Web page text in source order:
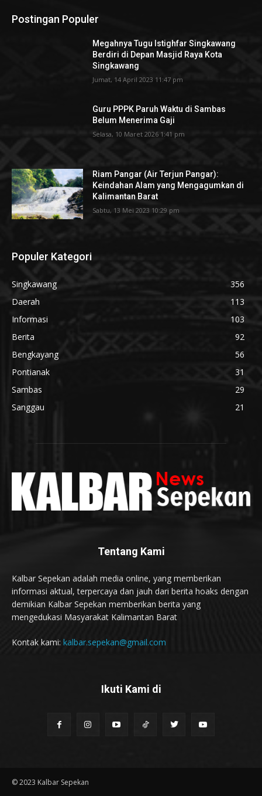
Postingan Populer
Megahnya Tugu Istighfar Singkawang
Berdiri di Depan Masjid Raya Kota
Singkawang
Jumat, 14 April 2023 11:47 pm
Guru PPPK Paruh Waktu di Sambas
Belum Menerima Gaji
Selasa, 10 Maret 2026 1:41 pm
Riam Pangar (Air Terjun Pangar):
Keindahan Alam yang Mengagumkan di
Kalimantan Barat
Sabtu, 13 Mei 2023 10:29 pm
Populer Kategori
Singkawang
356
Daerah
113
Informasi
103
Berita
92
Bengkayang
56
Pontianak
31
Sambas
29
Sanggau
21
Tentang Kami
Kalbar Sepekan adalah media online, yang memberikan
informasi aktual, terpercaya dan jauh dari berita hoaks dengan
demikian Kalbar Sepekan memberikan berita yang
mengedukasi Masyarakat Kalimantan Barat
Kontak kami: kalbar.sepekan@gmail.com
Ikuti Kami di
© 2023 Kalbar Sepekan